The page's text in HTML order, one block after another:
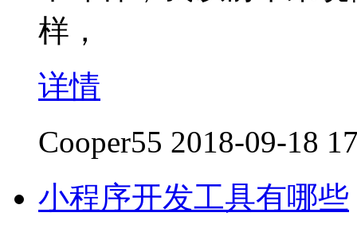
样，
详情
Cooper55 2018-09-18
小程序开发工具有哪些